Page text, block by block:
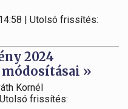
| Utolsó frissítés:
2024
»
Kornél
frissítés: